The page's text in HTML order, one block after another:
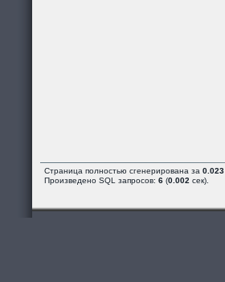
Страница полностью сгенерирована за 0.023
Произведено SQL запросов: 6 (0.002 сек).